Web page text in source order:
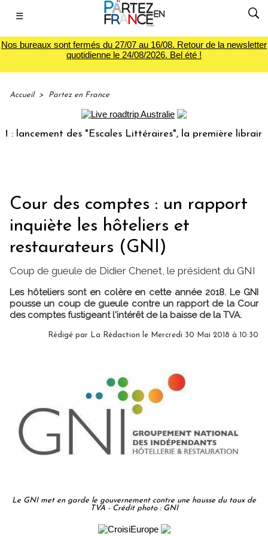
☰
Nos bureaux sont fermés du 27/07 au 16/08. Retour de la newsletter
quotidienne le 24/08/2026. Bel été !
Accueil > Partez en France
des "Escales Littéraires", la première librairie du
Cour des comptes : un rapport
inquiète les hôteliers et
restaurateurs (GNI)
Coup de gueule de Didier Chenet, le président du GNI
Les hôteliers sont en colère en cette année 2018. Le GNI
pousse un coup de gueule contre un rapport de la Cour
des comptes fustigeant l'intérêt de la baisse de la TVA.
Rédigé par La Rédaction le Mercredi 30 Mai 2018 à 10:30
Le GNI met en garde le gouvernement contre une hausse du taux de
TVA - Crédit photo : GNI